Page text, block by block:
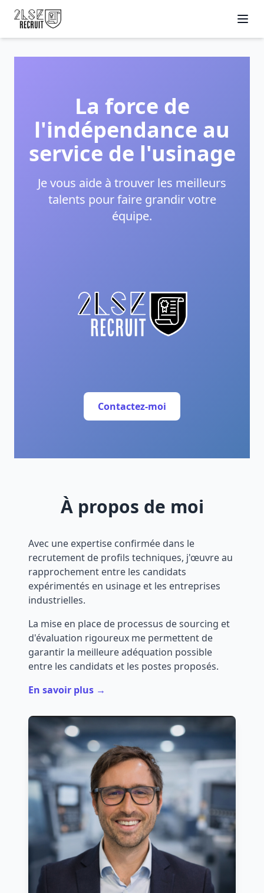
La force de
l'indépendance au
service de l'usinage
Je vous aide à trouver les meilleurs
talents pour faire grandir votre
équipe.
Contactez-moi
À propos de moi
Avec une expertise confirmée dans le
recrutement de profils techniques, j'œuvre au
rapprochement entre les candidats
expérimentés en usinage et les entreprises
industrielles.
La mise en place de processus de sourcing et
d'évaluation rigoureux me permettent de
garantir la meilleure adéquation possible
entre les candidats et les postes proposés.
En savoir plus →